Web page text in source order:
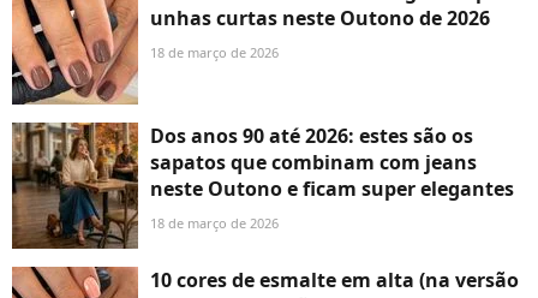
unhas curtas neste Outono de 2026
18 de março de 2026
Dos anos 90 até 2026: estes são os
sapatos que combinam com jeans
neste Outono e ficam super elegantes
18 de março de 2026
10 cores de esmalte em alta (na versão